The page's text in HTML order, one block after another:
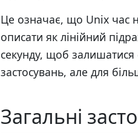
Це означає, що Unix час
описати як лінійний
секунду, щоб залишатися
застосувань, але для
Загальні